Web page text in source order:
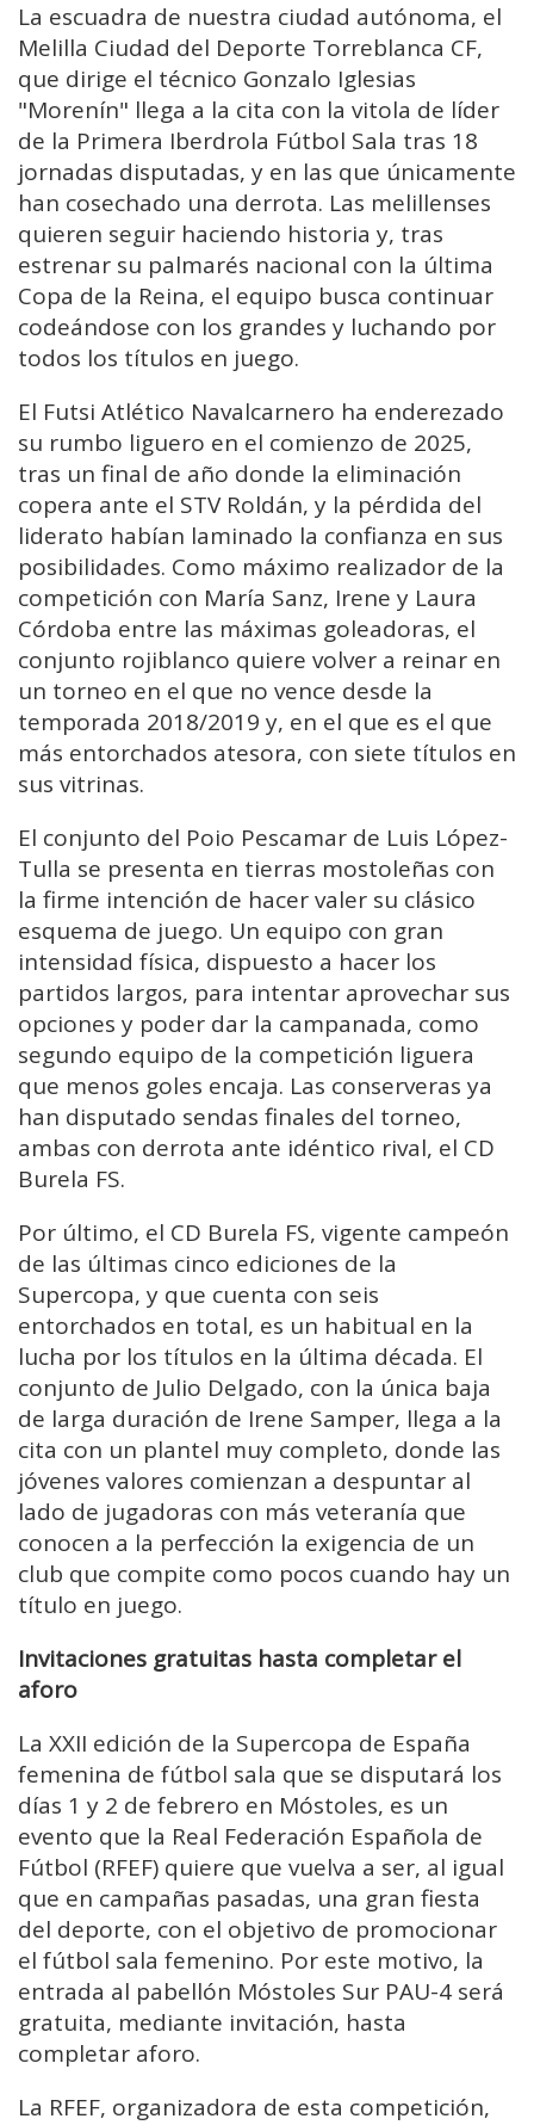
La escuadra de nuestra ciudad autónoma, el
Melilla Ciudad del Deporte Torreblanca CF,
que dirige el técnico Gonzalo Iglesias
"Morenín" llega a la cita con la vitola de líder
de la Primera Iberdrola Fútbol Sala tras 18
jornadas disputadas, y en las que únicamente
han cosechado una derrota. Las melillenses
quieren seguir haciendo historia y, tras
estrenar su palmarés nacional con la última
Copa de la Reina, el equipo busca continuar
codeándose con los grandes y luchando por
todos los títulos en juego.
El Futsi Atlético Navalcarnero ha enderezado
su rumbo liguero en el comienzo de 2025,
tras un final de año donde la eliminación
copera ante el STV Roldán, y la pérdida del
liderato habían laminado la confianza en sus
posibilidades. Como máximo realizador de la
competición con María Sanz, Irene y Laura
Córdoba entre las máximas goleadoras, el
conjunto rojiblanco quiere volver a reinar en
un torneo en el que no vence desde la
temporada 2018/2019 y, en el que es el que
más entorchados atesora, con siete títulos en
sus vitrinas.
El conjunto del Poio Pescamar de Luis López-
Tulla se presenta en tierras mostoleñas con
la firme intención de hacer valer su clásico
esquema de juego. Un equipo con gran
intensidad física, dispuesto a hacer los
partidos largos, para intentar aprovechar sus
opciones y poder dar la campanada, como
segundo equipo de la competición liguera
que menos goles encaja. Las conserveras ya
han disputado sendas finales del torneo,
ambas con derrota ante idéntico rival, el CD
Burela FS.
Por último, el CD Burela FS, vigente campeón
de las últimas cinco ediciones de la
Supercopa, y que cuenta con seis
entorchados en total, es un habitual en la
lucha por los títulos en la última década. El
conjunto de Julio Delgado, con la única baja
de larga duración de Irene Samper, llega a la
cita con un plantel muy completo, donde las
jóvenes valores comienzan a despuntar al
lado de jugadoras con más veteranía que
conocen a la perfección la exigencia de un
club que compite como pocos cuando hay un
título en juego.
Invitaciones gratuitas hasta completar el
aforo
La XXII edición de la Supercopa de España
femenina de fútbol sala que se disputará los
días 1 y 2 de febrero en Móstoles, es un
evento que la Real Federación Española de
Fútbol (RFEF) quiere que vuelva a ser, al igual
que en campañas pasadas, una gran fiesta
del deporte, con el objetivo de promocionar
el fútbol sala femenino. Por este motivo, la
entrada al pabellón Móstoles Sur PAU-4 será
gratuita, mediante invitación, hasta
completar aforo.
La RFEF, organizadora de esta competición,